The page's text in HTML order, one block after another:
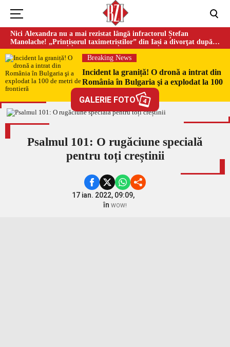
Nici Alexandra nu a mai rezistat lângă infractorul Ștefan
Manolache! „Prințișorul taximetriștilor” din Iași a divorţat după
doi ani de căsnicie
Breaking News
Incident la graniță! O dronă a intrat din
România în Bulgaria şi a explodat la 100
de metri de frontieră
GALERIE FOTO 4
Psalmul 101: O rugăciune specială
pentru toți creștinii
17 ian. 2022, 09:09,
în WOW!